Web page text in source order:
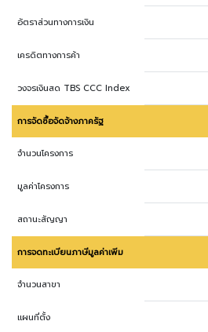
อัตราส่วนทางการเงิน
เครดิตทางการค้า
วงจรเงินสด TBS CCC Index
การจัดซื้อจัดจ้างภาครัฐ
จำนวนโครงการ
มูลค่าโครงการ
สถานะสัญญา
การจดทะเบียนภาษีมูลค่าเพิ่ม
จำนวนสาขา
แผนที่ตั้ง